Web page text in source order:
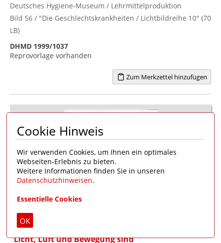
Deutsches Hygiene-Museum / Lehrmittelproduktion
Bild 56 / "Die Geschlechtskrankheiten / Lichtbildreihe 10" (70
LB)
DHMD 1999/1037
Reprovorlage vorhanden
Zum Merkzettel hinzufügen
Bewegungsmangel|Entwicklungsstörung
Glasplattendiapositiv, Negativreproduktion
"Licht, Luft und Bewegung sind
Cookie Hinweis
Wir verwenden Cookies, um Ihnen ein optimales
Webseiten-Erlebnis zu bieten.
Weitere Informationen finden Sie in unseren
Datenschutzhinweisen.
Essentielle Cookies
OK